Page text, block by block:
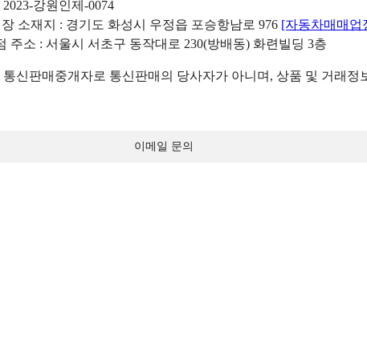
2023-강원인제-0074
소재지 : 경기도 화성시 우정읍 포승항남로 976 [자동차매매업
주소 : 서울시 서초구 동작대로 230(방배동) 화련빌딩 3층
신판매중개자로 통신판매의 당사자가 아니며, 상품 및 거래정
이메일 문의